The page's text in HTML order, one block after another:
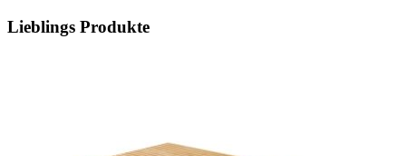
Lieblings Produkte